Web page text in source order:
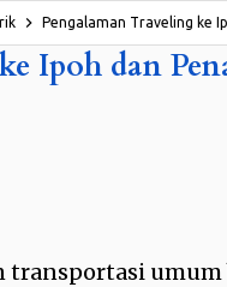
Pengalaman Traveling ke
Ipoh dan
transportasi